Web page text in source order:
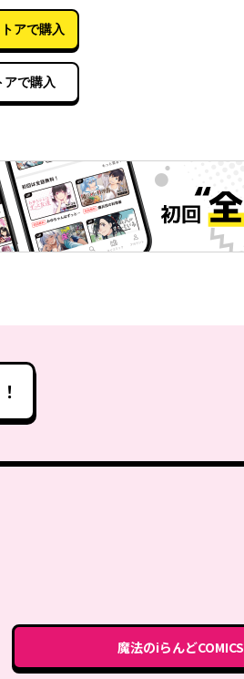
アで購入
アで購入
魔法のiらんどCOMICS